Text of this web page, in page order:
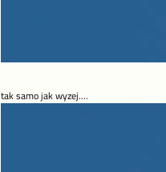
tak samo jak wyzej....